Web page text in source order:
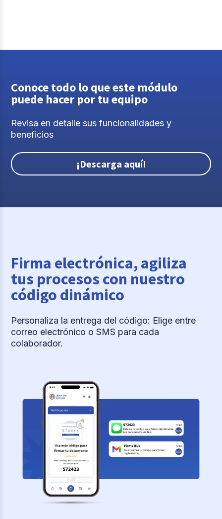
Conoce todo lo que este módulo
puede hacer por tu equipo
Revisa en detalle sus funcionalidades y
beneficios
¡Descarga aquí!
Firma electrónica, agiliza
tus procesos con nuestro
código dinámico
Personaliza la entrega del código: Elige entre
correo electrónico o SMS para cada
colaborador.